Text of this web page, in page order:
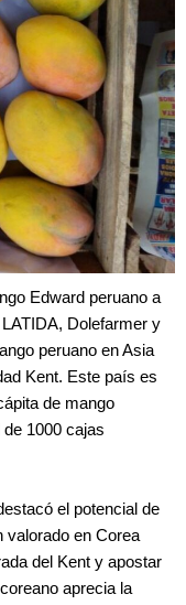
Edward peruano a
Dolefarmer y
peruano en Asia
Kent. Este país es
de mango
1000 cajas
el potencial de
valorado en Corea
del Kent y apostar
aprecia la